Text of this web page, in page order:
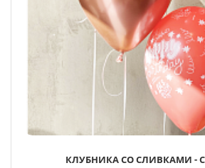
КЛУБНИКА СО СЛИВКАМИ -